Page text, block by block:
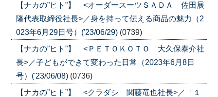
【ナカの”ヒト”】 <オーダースーツＳＡＤＡ 佐田展
隆代表取締役社長>／身を持って伝える商品の魅力（2
023年6月29日号）('23/06/29) (0739)
【ナカの”ヒト”】 <ＰＥＴＯＫＯＴＯ 大久保泰介社
長>／子どもができて変わった日常（2023年6月8日
号）('23/06/08) (0736)
【ナカの”ヒト”】 <クラダシ 関藤竜也社長>／「１